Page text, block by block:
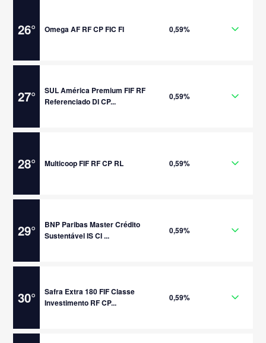
26° Omega AF RF CP FIC FI 0,59%
27°
SUL América Premium FIF RF
Referenciado DI CP...
0,59%
28° Multicoop FIF RF CP RL 0,59%
29°
BNP Paribas Master Crédito
Sustentável IS CI ...
0,59%
30°
Safra Extra 180 FIF Classe
Investimento RF CP...
0,59%